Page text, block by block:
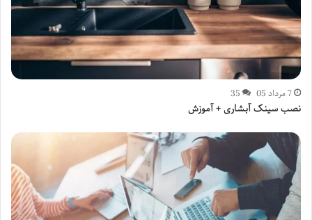
7 مرداد 05 35
نصب سینک آبشاری + آموزش